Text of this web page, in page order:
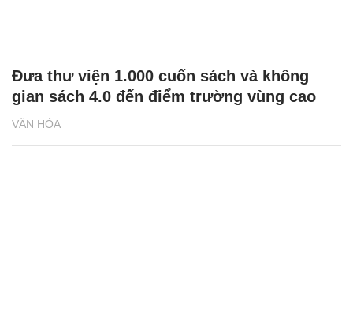
VĂN HÓA
Đưa thư viện 1.000 cuốn sách và không
gian sách 4.0 đến điểm trường vùng cao